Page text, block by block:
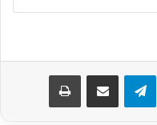
آپ تلگرام اشتراک گذاری از طریق ایمیل چاپ